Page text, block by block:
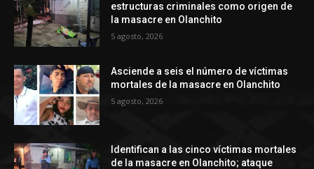
estructuras criminales como origen de
la masacre en Olanchito
5 agosto, 2026
Asciende a seis el número de víctimas
mortales de la masacre en Olanchito
5 agosto, 2026
Identifican a las cinco víctimas mortales
de la masacre en Olanchito; ataque